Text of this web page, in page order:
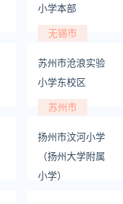
小学本部
无锡市
苏州市沧浪实验
小学东校区
苏州市
扬州市汶河小学
（扬州大学附属
小学）